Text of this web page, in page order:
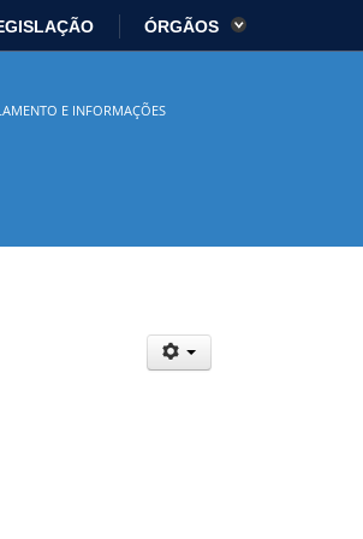
ÓRGÃOS
E INFORMAÇÕES